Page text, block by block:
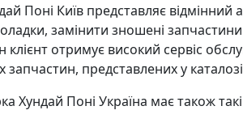
Поні Київ представляє
замінити зношені
клієнт отримує високий сервіс
представлених у
Хундай Поні Україна має також